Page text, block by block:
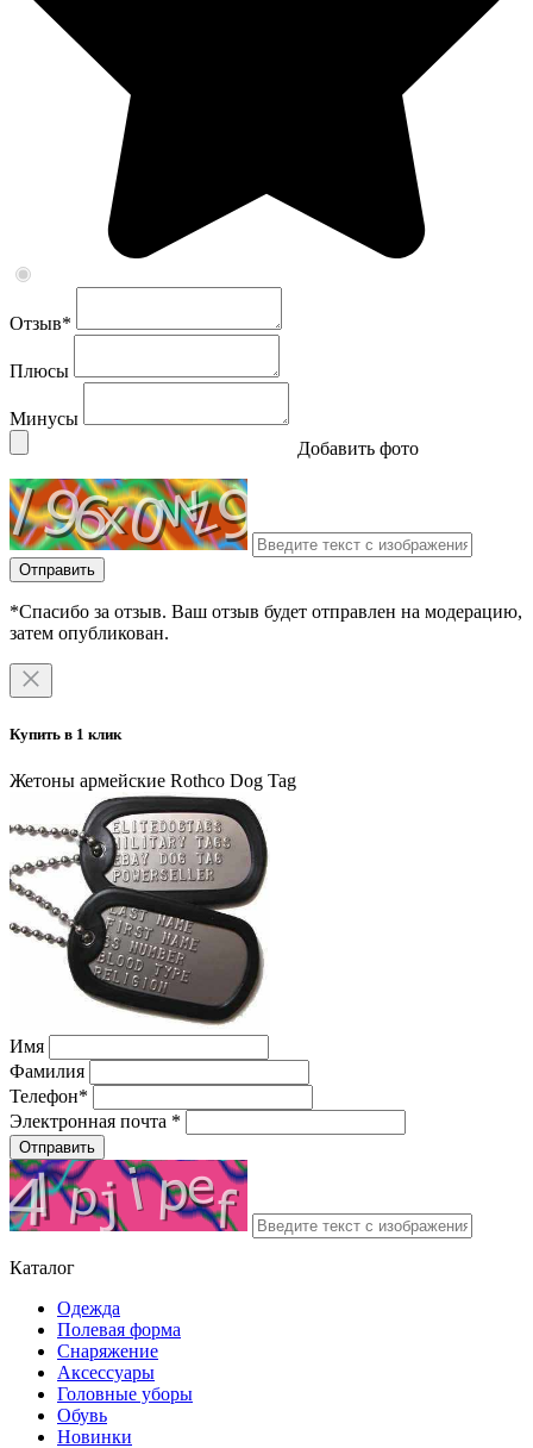
Отзыв*
Плюсы
Минусы
Добавить фото
Отправить
*Спасибо за отзыв. Ваш отзыв будет отправлен на модерацию,
затем опубликован.
Купить в 1 клик
Жетоны армейские Rothco Dog Tag
Имя
Фамилия
Телефон*
Электронная почта *
Отправить
Каталог
Одежда
Полевая форма
Снаряжение
Аксессуары
Головные уборы
Обувь
Новинки